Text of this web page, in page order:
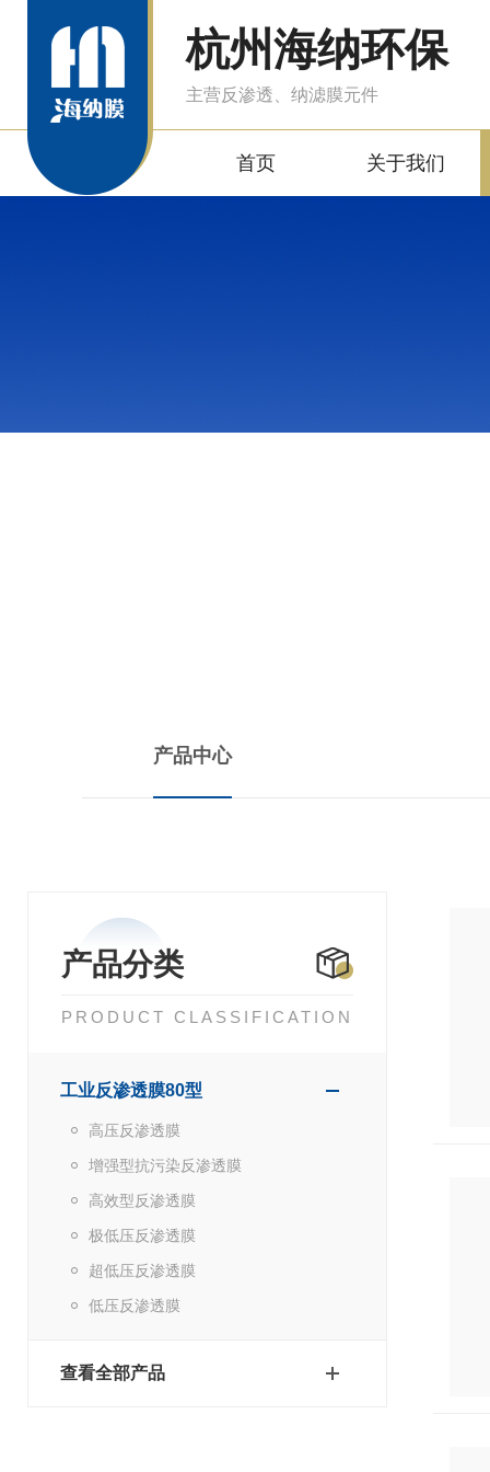
杭州海纳环保
主营反渗透、纳滤膜元件
首页 关于我们
产品中心
产品分类
PRODUCT CLASSIFICATION
工业反渗透膜80型
高压反渗透膜
增强型抗污染反渗透膜
高效型反渗透膜
极低压反渗透膜
超低压反渗透膜
低压反渗透膜
查看全部产品